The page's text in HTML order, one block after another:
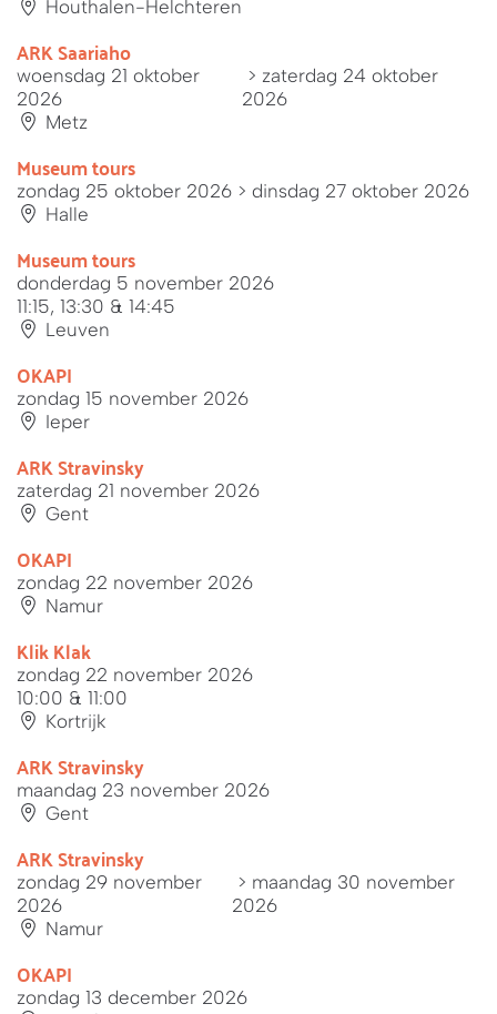
Houthalen-Helchteren
ARK Saariaho
woensdag 21 oktober
2026
> zaterdag 24 oktober
2026
Metz
Museum tours
zondag 25 oktober 2026 > dinsdag 27 oktober 2026
Halle
Museum tours
donderdag 5 november 2026
11:15, 13:30 & 14:45
Leuven
OKAPI
zondag 15 november 2026
Ieper
ARK Stravinsky
zaterdag 21 november 2026
Gent
OKAPI
zondag 22 november 2026
Namur
Klik Klak
zondag 22 november 2026
10:00 & 11:00
Kortrijk
ARK Stravinsky
maandag 23 november 2026
Gent
ARK Stravinsky
zondag 29 november
2026
> maandag 30 november
2026
Namur
OKAPI
zondag 13 december 2026